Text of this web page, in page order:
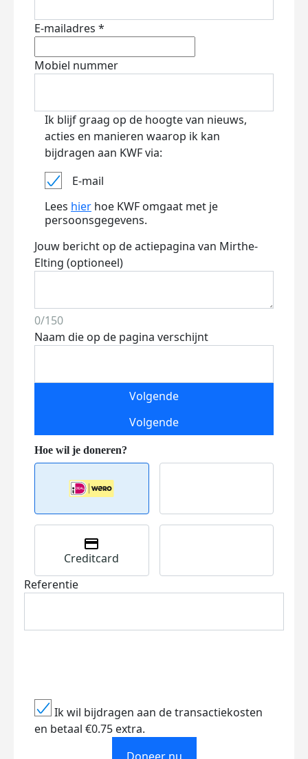
E-mailadres *
Mobiel nummer
Ik blijf graag op de hoogte van nieuws,
acties en manieren waarop ik kan
bijdragen aan KWF via:
E-mail
Lees hier hoe KWF omgaat met je
persoonsgegevens.
Jouw bericht op de actiepagina van Mirthe-
Elting (optioneel)
0/150
Naam die op de pagina verschijnt
Volgende
Volgende
Creditcard
Referentie
Ik wil bijdragen aan de transactiekosten
en betaal €0.75 extra.
Doneer nu